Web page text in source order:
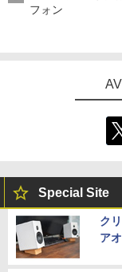
フォン
Special Site
ク
ア